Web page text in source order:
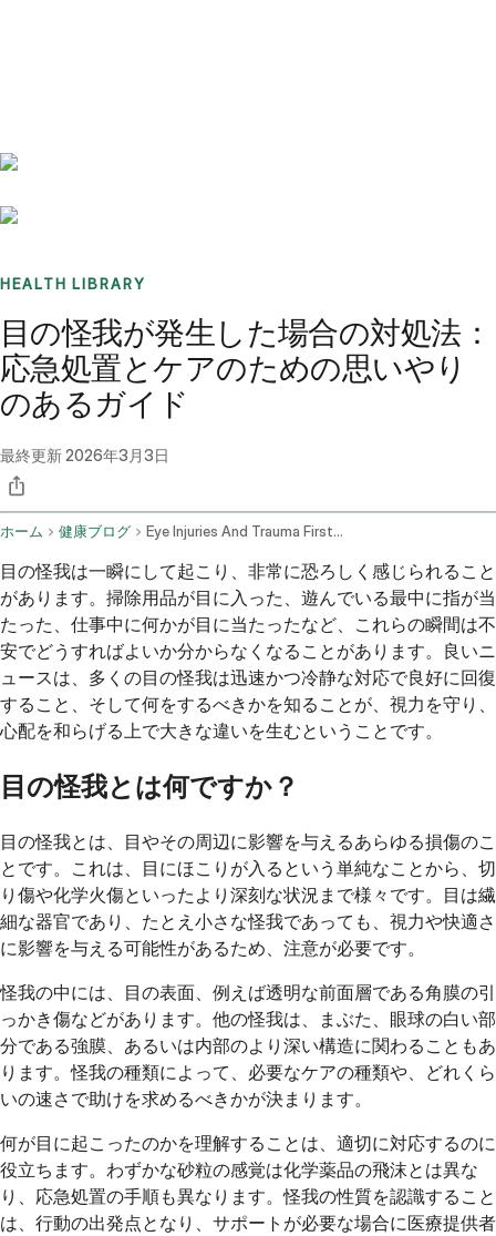
HEALTH LIBRARY
目の怪我が発生した場合の対処法：
応急処置とケアのための思いやり
のあるガイド
最終更新2026年3月3日
ホーム 健康ブログ Eye Injuries And Trauma First Aid And Treatment
目の怪我は一瞬にして起こり、非常に恐ろしく感じられること
があります。掃除用品が目に入った、遊んでいる最中に指が当
たった、仕事中に何かが目に当たったなど、これらの瞬間は不
安でどうすればよいか分からなくなることがあります。良いニ
ュースは、多くの目の怪我は迅速かつ冷静な対応で良好に回復
すること、そして何をするべきかを知ることが、視力を守り、
心配を和らげる上で大きな違いを生むということです。
目の怪我とは何ですか？
目の怪我とは、目やその周辺に影響を与えるあらゆる損傷のこ
とです。これは、目にほこりが入るという単純なことから、切
り傷や化学火傷といったより深刻な状況まで様々です。目は繊
細な器官であり、たとえ小さな怪我であっても、視力や快適さ
に影響を与える可能性があるため、注意が必要です。
怪我の中には、目の表面、例えば透明な前面層である角膜の引
っかき傷などがあります。他の怪我は、まぶた、眼球の白い部
分である強膜、あるいは内部のより深い構造に関わることもあ
ります。怪我の種類によって、必要なケアの種類や、どれくら
いの速さで助けを求めるべきかが決まります。
何が目に起こったのかを理解することは、適切に対応するのに
役立ちます。わずかな砂粒の感覚は化学薬品の飛沫とは異な
り、応急処置の手順も異なります。怪我の性質を認識すること
は、行動の出発点となり、サポートが必要な場合に医療提供者